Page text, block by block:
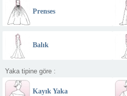
Prenses
Balık
Yaka tipine göre :
Kayık Yaka